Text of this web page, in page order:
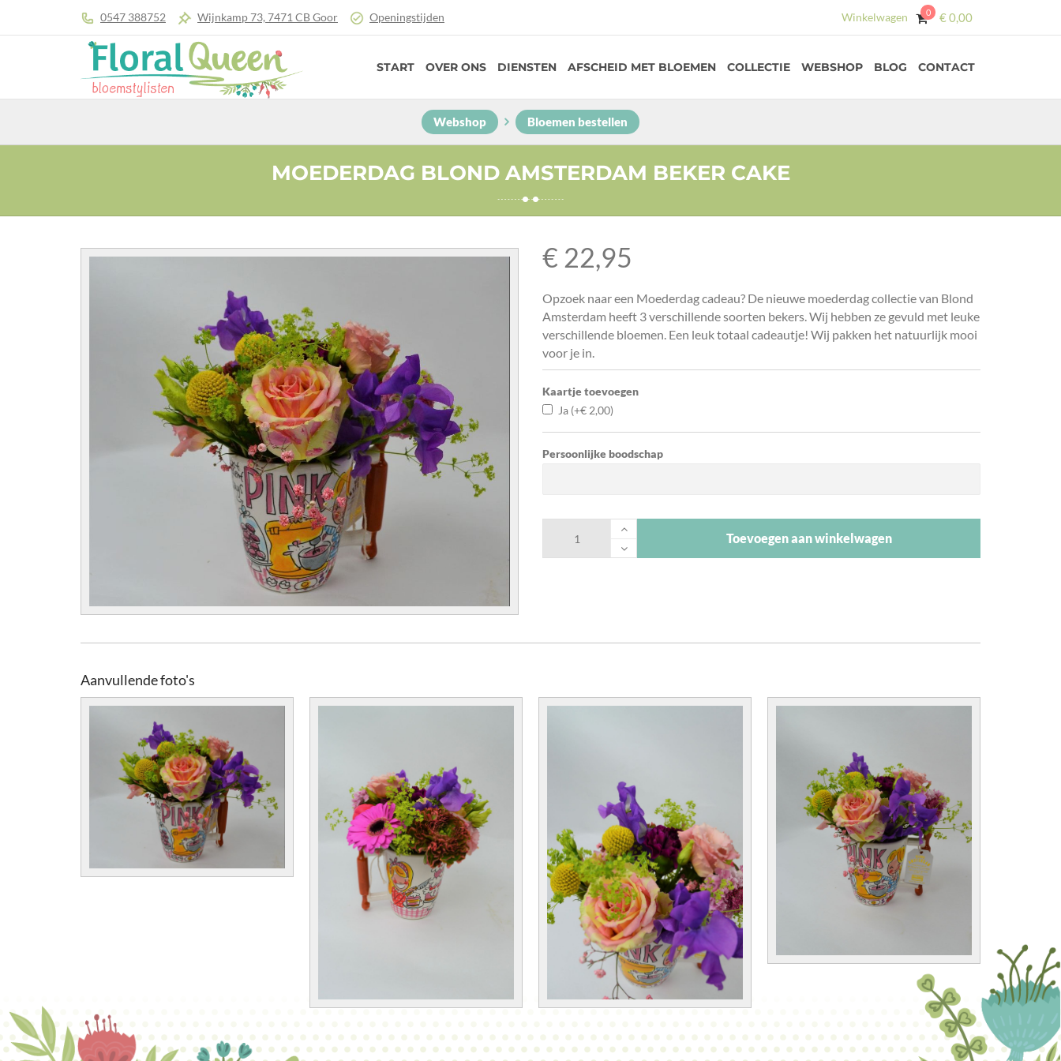
0547 388752 Wijnkamp 73, 7471 CB Goor Openingstijden Winkelwagen 0 €0,00
START OVER ONS DIENSTEN AFSCHEID MET BLOEMEN COLLECTIE WEBSHOP BLOG CONTACT
Webshop Bloemen bestellen
MOEDERDAG BLOND AMSTERDAM BEKER CAKE
€ 22,95
Opzoek naar een Moederdag cadeau? De nieuwe moederdag collectie van Blond
Amsterdam heeft 3 verschillende soorten bekers. Wij hebben ze gevuld met leuke
verschillende bloemen. Een leuk totaal cadeautje! Wij pakken het natuurlijk mooi
voor je in.
Kaartje toevoegen
Ja (+€ 2,00)
Persoonlijke boodschap
Toevoegen aan winkelwagen
Aanvullende foto's